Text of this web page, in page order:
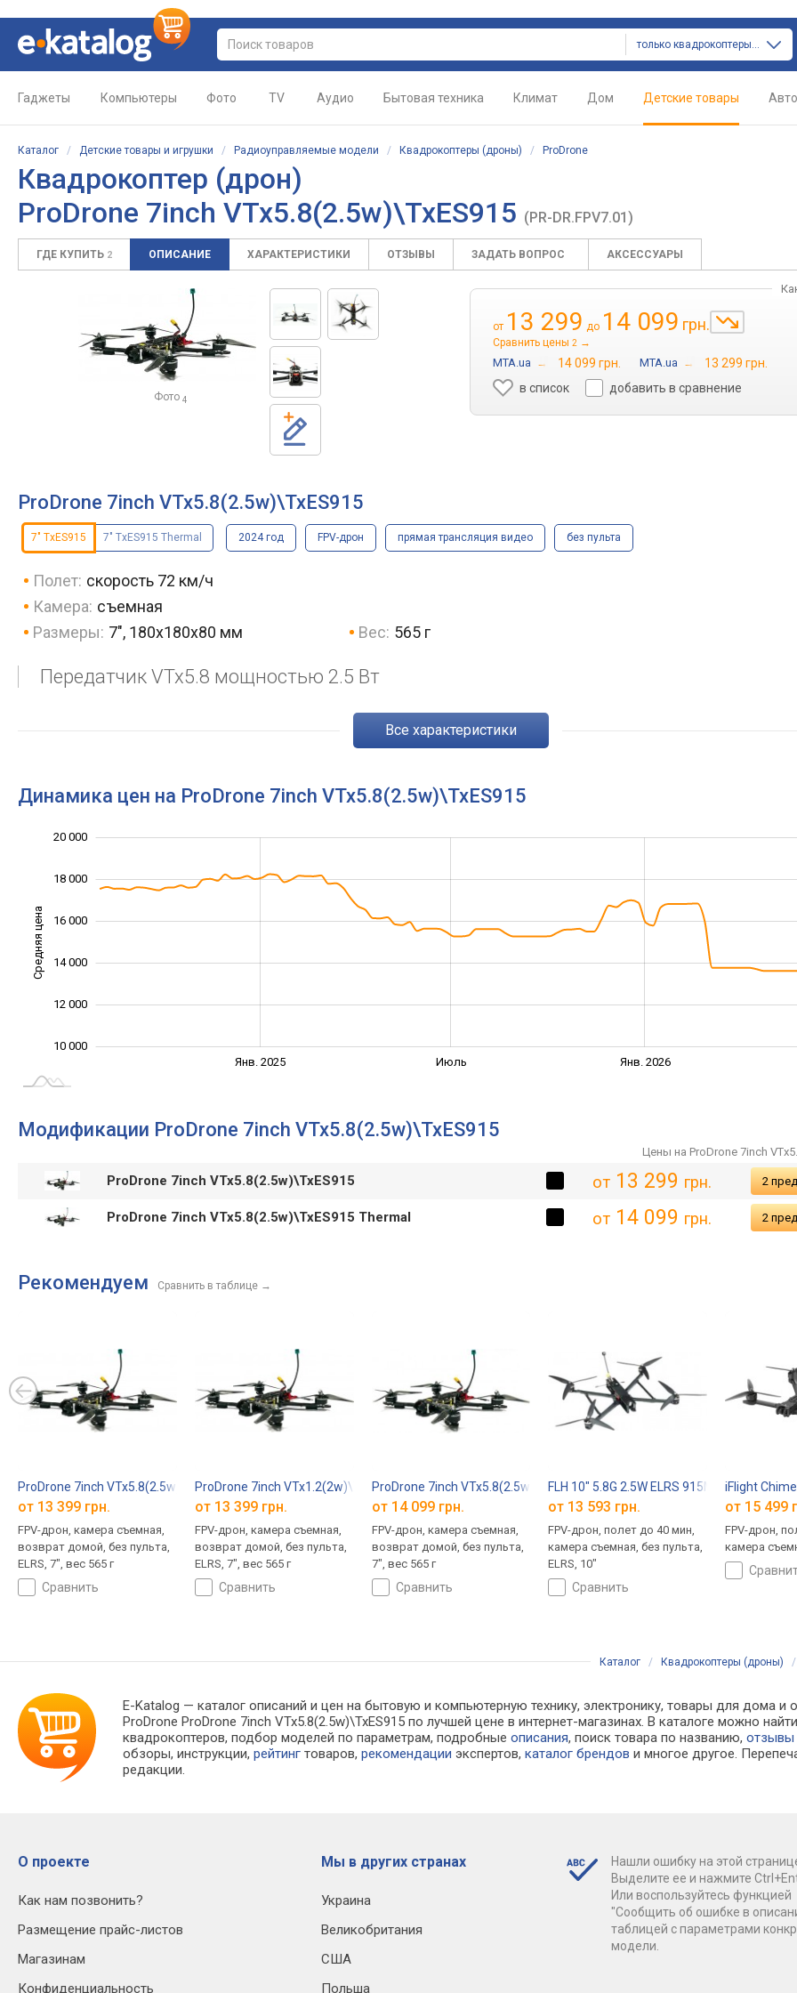
только квадрокоптеры (дроны)
Гаджеты Компьютеры Фото TV Аудио Бытовая техника Климат Дом Детские товары Авто
Каталог / Детские товары и игрушки / Радиоуправляемые модели / Квадрокоптеры (дроны) / ProDrone
Квадрокоптер (дрон)
ProDrone 7inch VTx5.8(2.5w)\TxES915 (PR-DR.FPV7.01)
ГДЕ КУПИТЬ 2 ОПИСАНИЕ ХАРАКТЕРИСТИКИ ОТЗЫВЫ ЗАДАТЬ ВОПРОС АКСЕССУАРЫ
Фото 4
от 13 299 до 14 099 грн.
Сравнить цены 2 →
MTA.ua → 14 099 грн. MTA.ua →
13 299 грн.
в список
добавить в сравнение
ProDrone 7inch VTx5.8(2.5w)\TxES915
7" TxES915 7" TxES915 Thermal 2024 год FPV-дрон прямая трансляция видео без пульта
Полет: скорость 72 км/ч
Камера: съемная
Размеры: 7", 180х180х80 мм Вес: 565 г
Передатчик VTx5.8 мощностью 2.5 Вт
Все характеристики
Динамика цен на ProDrone 7inch VTx5.8(2.5w)\TxES915
Средняя цена
10 000
12 000
14 000
16 000
20 000
18 000
Янв. 2025 Июль Янв. 2026
Модификации ProDrone 7inch VTx5.8(2.5w)\TxES915
Цены на ProDrone 7inch
ProDrone 7inch VTx5.8(2.5w)\TxES915 от13 299 грн. 2
ProDrone 7inch VTx5.8(2.5w)\TxES915 Thermal от14 099 грн. 2
Рекомендуем Сравнить в таблице →
ProDrone 7inch VTx5.8(2.5w)\TxES720 Dual Antenna
от 13 399 грн.
FPV-дрон, камера съемная,
возврат домой, без пульта,
ELRS, 7", вес 565 г
сравнить
ProDrone 7inch VTx1.2(2w)\TxES720
от 13 399 грн.
FPV-дрон, камера съемная,
возврат домой, без пульта,
ELRS, 7", вес 565 г
сравнить
ProDrone 7inch VTx5.8(2.5w)\TxES915 Thermal
от 14 099 грн.
FPV-дрон, камера съемная,
возврат домой, без пульта,
7", вес 565 г
сравнить
FLH 10" 5.8G 2.5W ELRS 915MHz
от 13 593 грн.
FPV-дрон, полет до 40 мин,
камера съемная, без пульта,
ELRS, 10"
сравнить
iFlight
от 15 499
FPV-дрон,
камера
Каталог / Квадрокоптеры (дроны) /
E-Katalog — каталог описаний и цен на бытовую и компьютерную технику, электронику, товары для дома
ProDrone ProDrone 7inch VTx5.8(2.5w)\TxES915 по лучшей цене в интернет-магазинах. В каталоге можно
квадрокоптеров, подбор моделей по параметрам, подробныеописания, поиск товара по названию,отзывы
обзоры, инструкции,рейтинг товаров,рекомендации экспертов,каталог брендов и многое другое.
редакции.
О проекте
Как нам позвонить?
Размещение прайс-листов
Магазинам
Конфиденциальность
Мы в других странах
Украина
Великобритания
США
Польша
Нашли ошибку на этой
Выделите ее и нажмите
Или воспользуйтесь функцией
"Сообщить об ошибке в
таблицей с параметрами
модели.